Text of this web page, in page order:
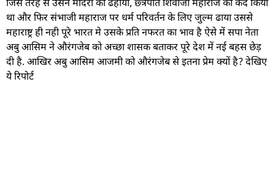
जिस तरह से उसने मंदिरों को ढहाया, छ्त्रपति शिवाजी महाराज को कैद किया
था और फिर संभाजी महाराज पर धर्म परिवर्तन के लिए जुल्म ढाया उससे
महाराष्ट्र ही नही पूरे भारत मे उसके प्रति नफरत का भाव है ऐसे में सपा नेता
अबु आसिम ने औरंगजेब को अच्छा शासक बताकर पूरे देश में नई बहस छेड़
दी है. आखिर अबु आसिम आजमी को औरंगजेब से इतना प्रेम क्यों है? देखिए
ये रिपोर्ट